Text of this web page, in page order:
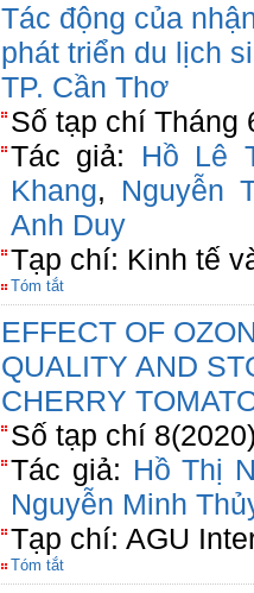
Tác động của
phát triển du lịch
TP. Cần Thơ
Số tạp chí Tháng
Tác giả: Hồ Lê
Khang, Nguyễn
Anh Duy
Tạp chí: Kinh tế
Tóm tắt
EFFECT OF
QUALITY AND
CHERRY
Số tạp chí
Tác giả: Hồ Thị
Nguyễn Minh
Tạp chí: AGU
Tóm tắt